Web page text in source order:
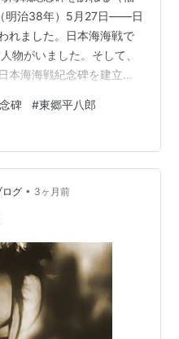
明治38年）5月27日――日
れました。日本海海戦で
物がいました。そして、
本海海戦紀念碑を建立し
港の近くには、標高
の写真の、山の頂に細い
「日本海海戦紀念像」で
地元で「東郷公園」と呼
とは、日本海海戦で連合
し…
碑 #東郷平八郎
ログ • 3ヶ月前